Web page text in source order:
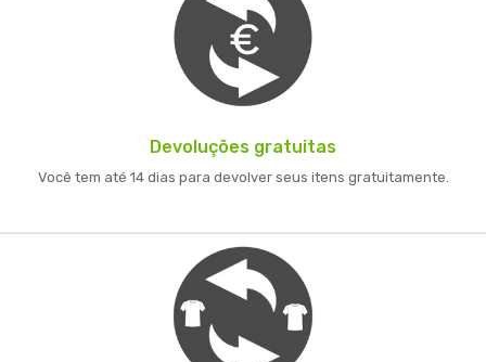
Devoluções gratuitas
Você tem até 14 dias para devolver seus itens gratuitamente.